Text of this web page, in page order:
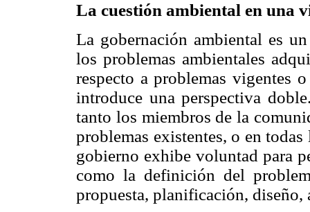
La cuestión ambiental en una
La gobernación ambiental es
los problemas ambientales
respecto a problemas vigentes
introduce una perspectiva
tanto los miembros de la
problemas existentes, o en
gobierno exhibe voluntad para
como la definición del
propuesta, planificación,